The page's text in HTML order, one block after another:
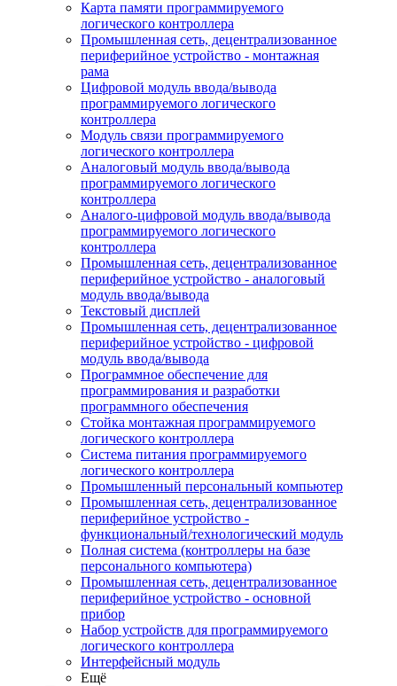
Карта памяти программируемого
логического контроллера
Промышленная сеть, децентрализованное
периферийное устройство - монтажная
рама
Цифровой модуль ввода/вывода
программируемого логического
контроллера
Модуль связи программируемого
логического контроллера
Аналоговый модуль ввода/вывода
программируемого логического
контроллера
Аналого-цифровой модуль ввода/вывода
программируемого логического
контроллера
Промышленная сеть, децентрализованное
периферийное устройство - аналоговый
модуль ввода/вывода
Текстовый дисплей
Промышленная сеть, децентрализованное
периферийное устройство - цифровой
модуль ввода/вывода
Программное обеспечение для
программирования и разработки
программного обеспечения
Стойка монтажная программируемого
логического контроллера
Система питания программируемого
логического контроллера
Промышленный персональный компьютер
Промышленная сеть, децентрализованное
периферийное устройство -
функциональный/технологический модуль
Полная система (контроллеры на базе
персонального компьютера)
Промышленная сеть, децентрализованное
периферийное устройство - основной
прибор
Набор устройств для программируемого
логического контроллера
Интерфейсный модуль
Ещё